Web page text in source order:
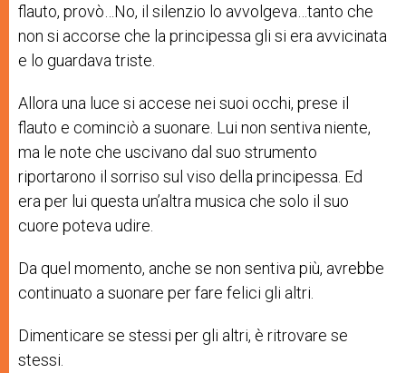
flauto, provò…No, il silenzio lo avvolgeva…tanto che
non si accorse che la principessa gli si era avvicinata
e lo guardava triste.
Allora una luce si accese nei suoi occhi, prese il
flauto e cominciò a suonare. Lui non sentiva niente,
ma le note che uscivano dal suo strumento
riportarono il sorriso sul viso della principessa. Ed
era per lui questa un’altra musica che solo il suo
cuore poteva udire.
Da quel momento, anche se non sentiva più, avrebbe
continuato a suonare per fare felici gli altri.
Dimenticare se stessi per gli altri, è ritrovare se
stessi.